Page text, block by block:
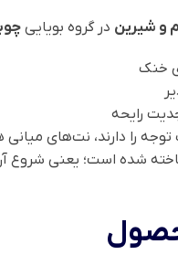
و شیرین در گروه بویایی
خنک
رایحه
را دارند، نت‌های
شده است؛ یعنی شروع